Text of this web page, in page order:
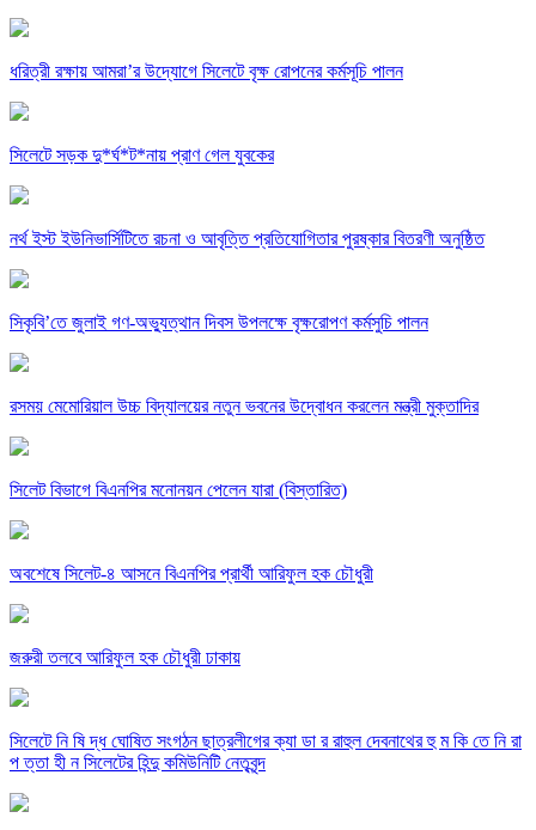
ধরিত্রী রক্ষায় আমরা’র উদ্যোগে সিলেটে বৃক্ষ রোপনের কর্মসূচি পালন
সিলেটে সড়ক দু*র্ঘ*ট*নায় প্রাণ গেল যুবকের
নর্থ ইস্ট ইউনিভার্সিটিতে রচনা ও আবৃত্তি প্রতিযোগিতার পুরষ্কার বিতরণী অনুষ্ঠিত
সিকৃবি’তে জুলাই গণ-অভ্যুত্থান দিবস উপলক্ষে বৃক্ষরোপণ কর্মসুচি পালন
রসময় মেমোরিয়াল উচ্চ বিদ্যালয়ের নতুন ভবনের উদ্বোধন করলেন মন্ত্রী মুক্তাদির
সিলেট বিভাগে বিএনপির মনোনয়ন পেলেন যারা (বিস্তারিত)
অবশেষে সিলেট-৪ আসনে বিএনপির প্রার্থী আরিফুল হক চৌধুরী
জরুরী তলবে আরিফুল হক চৌধুরী ঢাকায়
সিলেটে নি ষি দ্ধ ঘোষিত সংগঠন ছাত্রলীগের ক্যা ডা র রাহুল দেবনাথের হু ম কি তে নি রা
প ত্তা হী ন সিলেটের হিন্দু কমিউনিটি নেতৃবৃন্দ